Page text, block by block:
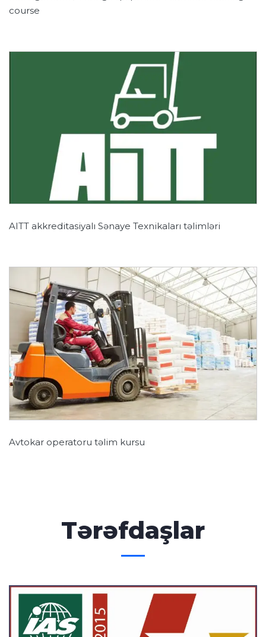
course
AITT akkreditasiyalı Sənaye Texnikaları təlimləri
Avtokar operatoru təlim kursu
Tərəfdaşlar